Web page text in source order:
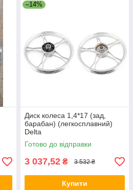
–14%
Диск колеса 1,4*17 (зад,
барабан) (легкосплавний)
Delta
Готово до відправки
3 037,52 ₴ 3 532 ₴
Купити